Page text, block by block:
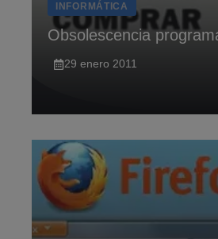
INFORMÁTICA
Obsolescencia
29 enero 2011